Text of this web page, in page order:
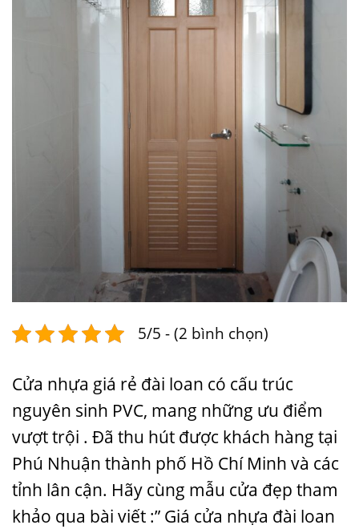
5/5 - (2 bình chọn)
Cửa nhựa giá rẻ đài loan có cấu trúc
nguyên sinh PVC, mang những ưu điểm
vượt trội . Đã thu hút được khách hàng tại
Phú Nhuận thành phố Hồ Chí Minh và các
tỉnh lân cận. Hãy cùng mẫu cửa đẹp tham
khảo qua bài viết :” Giá cửa nhựa đài loan